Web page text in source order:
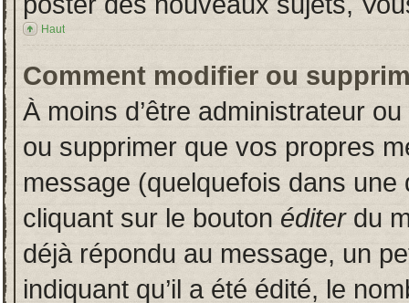
Haut
Comment modifier ou
À moins d’être administrateur
ou supprimer que vos propres
message (quelquefois dans
cliquant sur le bouton éditerdu
déjà répondu au message, un
indiquant qu’il a été édité, le